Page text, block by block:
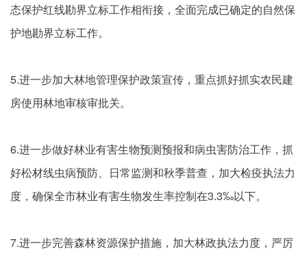
态保护红线勘界立标工作相衔接，全面完成已确定的自然保
护地勘界立标工作。
5.进一步加大林地管理保护政策宣传，重点抓好抓实农民建
房使用林地审核审批关。
6.进一步做好林业有害生物预测预报和病虫害防治工作，抓
好松材线虫病预防、日常监测和秋季普查，加大检疫执法力
度，确保全市林业有害生物发生率控制在3.3‰以下。
7.进一步完善森林资源保护措施，加大林政执法力度，严厉